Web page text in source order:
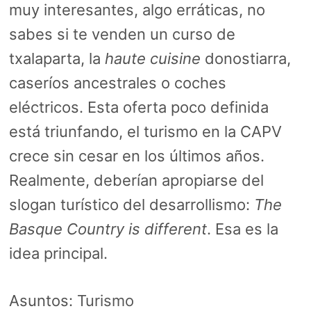
muy interesantes, algo erráticas, no
sabes si te venden un curso de
txalaparta, la haute cuisine donostiarra,
caseríos ancestrales o coches
eléctricos. Esta oferta poco definida
está triunfando, el turismo en la CAPV
crece sin cesar en los últimos años.
Realmente, deberían apropiarse del
slogan turístico del desarrollismo: The
Basque Country is different. Esa es la
idea principal.
Asuntos: Turismo